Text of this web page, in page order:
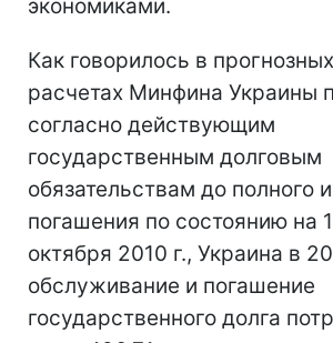
экономиками.
Как говорилось в прогнозных
расчетах Минфина Украины
согласно действующим
государственным долговым
обязательствам до полного
погашения по состоянию на
октября 2010 г., Украина в
обслуживание и погашение
государственного долга